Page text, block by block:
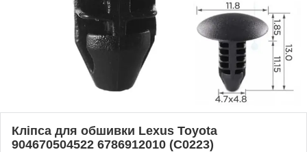
Кліпса для обшивки Lexus Toyota
904670504522 6786912010 (C0223)